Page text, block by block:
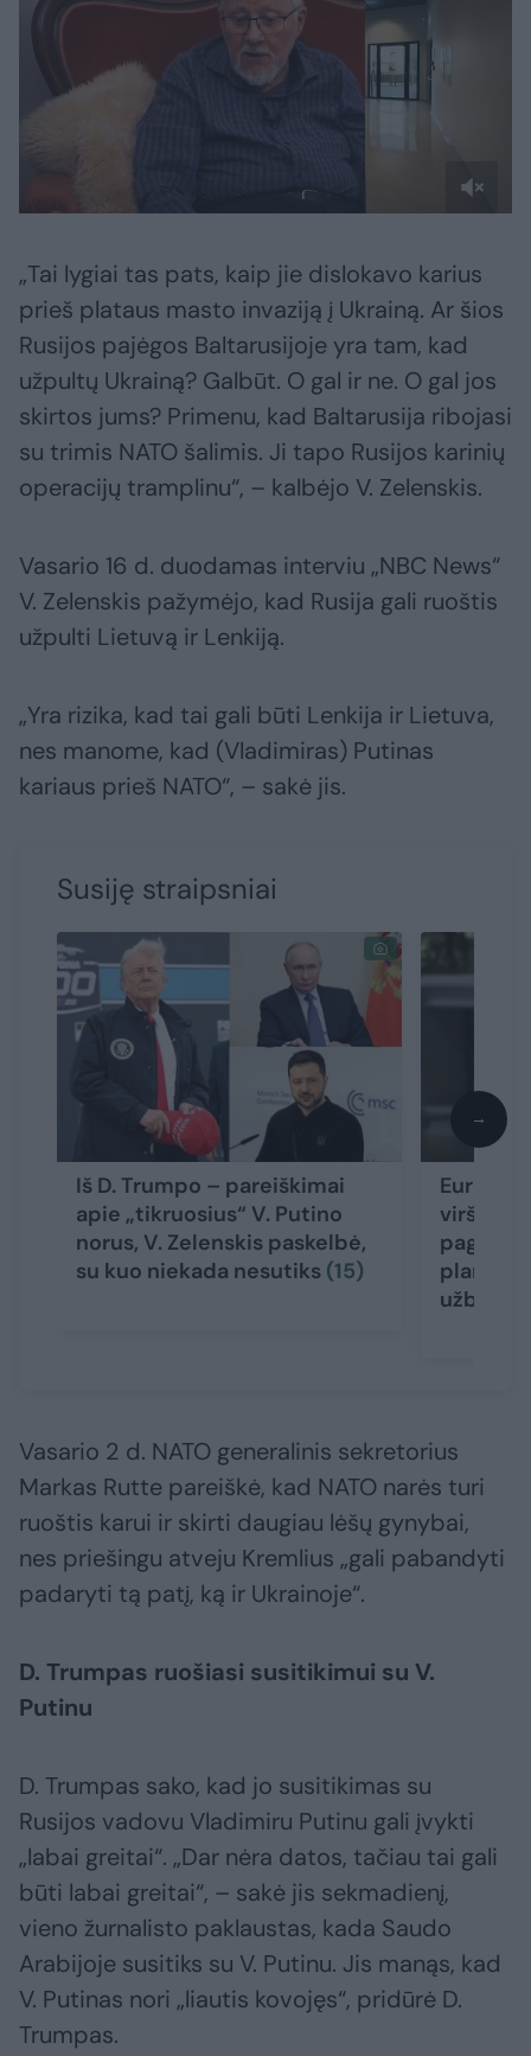
„Tai lygiai tas pats, kaip jie dislokavo karius
prieš plataus masto invaziją į Ukrainą. Ar šios
Rusijos pajėgos Baltarusijoje yra tam, kad
užpultų Ukrainą? Galbūt. O gal ir ne. O gal jos
skirtos jums? Primenu, kad Baltarusija ribojasi
su trimis NATO šalimis. Ji tapo Rusijos karinių
operacijų tramplinu“, – kalbėjo V. Zelenskis.
Vasario 16 d. duodamas interviu „NBC News“
V. Zelenskis pažymėjo, kad Rusija gali ruoštis
užpulti Lietuvą ir Lenkiją.
„Yra rizika, kad tai gali būti Lenkija ir Lietuva,
nes manome, kad (Vladimiras) Putinas
kariaus prieš NATO“, – sakė jis.
Susiję straipsniai
Iš D. Trumpo – pareiškimai
apie „tikruosius“ V. Putino
norus, V. Zelenskis paskelbė,
su kuo niekada nesutiks (15)
Europos
viršūnių
planas
užbaigti
→
Vasario 2 d. NATO generalinis sekretorius
Markas Rutte pareiškė, kad NATO narės turi
ruoštis karui ir skirti daugiau lėšų gynybai,
nes priešingu atveju Kremlius „gali pabandyti
padaryti tą patį, ką ir Ukrainoje“.
D. Trumpas ruošiasi susitikimui su V.
Putinu
D. Trumpas sako, kad jo susitikimas su
Rusijos vadovu Vladimiru Putinu gali įvykti
„labai greitai“. „Dar nėra datos, tačiau tai gali
būti labai greitai“, – sakė jis sekmadienį,
vieno žurnalisto paklaustas, kada Saudo
Arabijoje susitiks su V. Putinu. Jis manąs, kad
V. Putinas nori „liautis kovojęs“, pridūrė D.
Trumpas.